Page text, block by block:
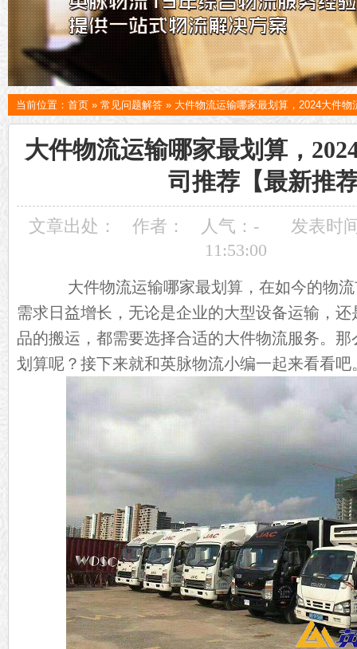
当前位置： 首页 » 常见问题解答 » 大件物流运输哪家最划算，2024大件
大件物流运输哪家最划算，
司推荐【最新推
文章出处： 作者： 人气： -
发表时
11:53:00
大件物流运输哪家最划算，在如今的物流
需求日益增长，无论是企业的大型设备运输，
品的搬运，都需要选择合适的大件物流服务。
划算呢？接下来就和英脉物流小编一起来看看吧